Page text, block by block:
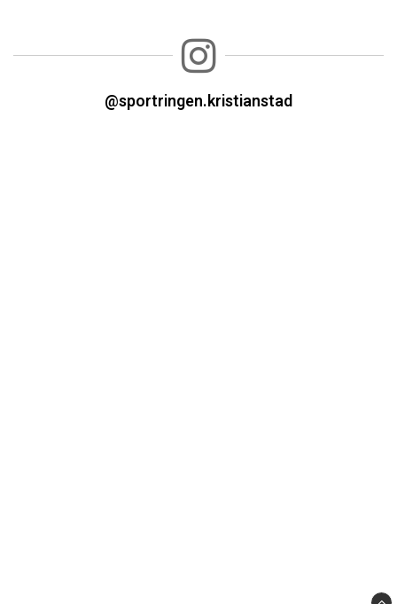
@sportringen.kristianstad